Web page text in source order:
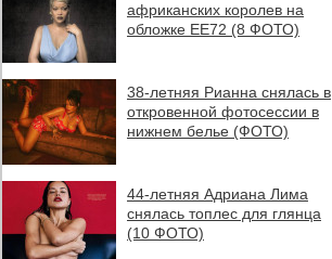
африканских королев на
обложке EE72 (8 ФОТО)
38-летняя Рианна снялась в
откровенной фотосессии в
нижнем белье (ФОТО)
44-летняя Адриана Лима
снялась топлес для глянца
(10 ФОТО)